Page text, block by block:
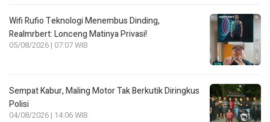
Wifi Rufio Teknologi Menembus Dinding,
Realmrbert: Lonceng Matinya Privasi!
05/08/2026 | 07:07 WIB
Sempat Kabur, Maling Motor Tak Berkutik Diringkus
Polisi
04/08/2026 | 14:06 WIB